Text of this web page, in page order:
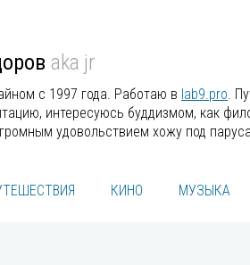
aka jr
с 1997 года. Работаю в lab9.pro.
интересуюсь буддизмом, как
удовольствием хожу под
КИНО МУЗЫКА